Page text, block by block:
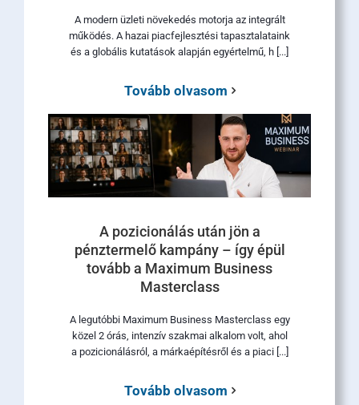
A modern üzleti növekedés motorja az integrált
működés. A hazai piacfejlesztési tapasztalataink
és a globális kutatások alapján egyértelmű, h [...]
Tovább olvasom
A pozicionálás után jön a
pénztermelő kampány – így épül
tovább a Maximum Business
Masterclass
A legutóbbi Maximum Business Masterclass egy
közel 2 órás, intenzív szakmai alkalom volt, ahol
a pozicionálásról, a márkaépítésről és a piaci [...]
Tovább olvasom